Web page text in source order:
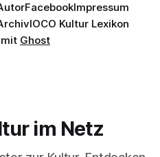
FacebookImpressum
IOCO Kultur Lexikon
Ghost
im Netz